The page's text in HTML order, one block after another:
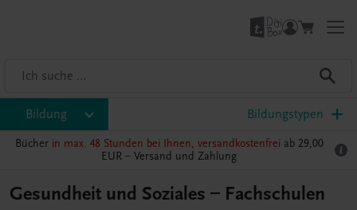
Bildung Bildungstypen
Bücher in max. 48 Stunden bei Ihnen, versandkostenfrei ab 29,00
EUR – Versand und Zahlung
Gesundheit und Soziales – Fachschulen